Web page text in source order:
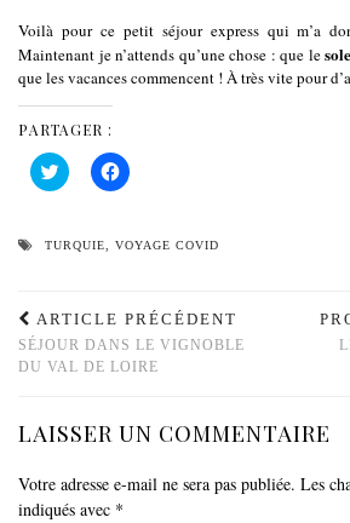
Voilà pour ce petit séjour express qui m’a
Maintenant je n’attends qu’une chose : que le
que les vacances commencent ! À très vite pour
PARTAGER :
Cliquez
pour
dans
Cliquez
pour
dans
TURQUIE VOYAGE COVID
ARTICLE PRÉCÉDENT
SÉJOUR DANS LE VIGNOBLE
DU VAL DE LOIRE
LAISSER UN COMMENTAIRE
Votre adresse e-mail ne sera pas publiée. Les
indiqués avec *